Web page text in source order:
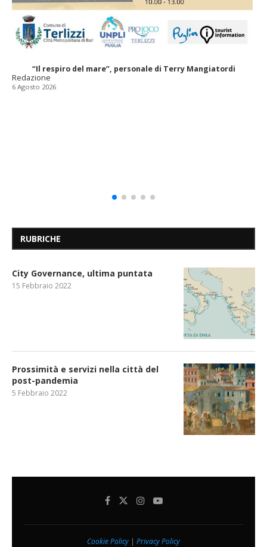
“Il respiro del mare”, personale di Terry Mangiatordi
Redazione
6 Agosto 2026
RUBRICHE
City Governance, ultima puntata
15 Febbraio 2022
Prossimità e servizi nella città del
post-pandemia
5 Febbraio 2022
Cookie Policy | Privacy Policy